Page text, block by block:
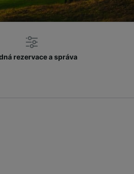
rezervace a správa